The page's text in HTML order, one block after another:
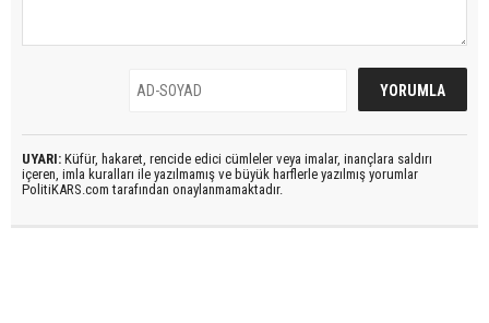
UYARI: Küfür, hakaret, rencide edici cümleler veya imalar, inançlara saldırı
içeren, imla kuralları ile yazılmamış ve büyük harflerle yazılmış yorumlar
PolitiKARS.com tarafından onaylanmamaktadır.